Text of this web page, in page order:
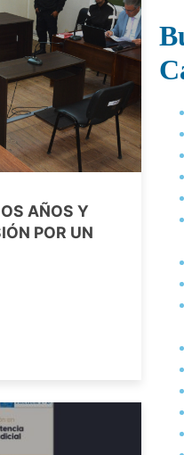
AÑOS Y
POR UN